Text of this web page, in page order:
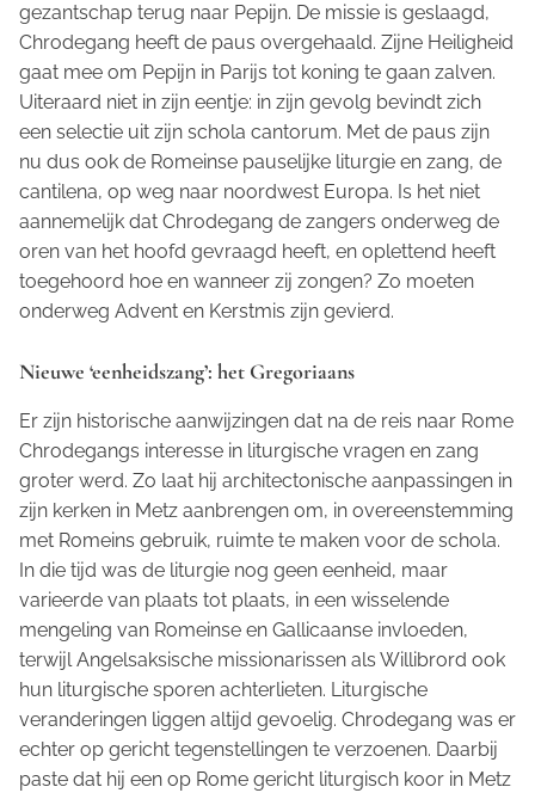
gezantschap terug naar Pepijn. De missie is geslaagd,
Chrodegang heeft de paus overgehaald. Zijne Heiligheid
gaat mee om Pepijn in Parijs tot koning te gaan zalven.
Uiteraard niet in zijn eentje: in zijn gevolg bevindt zich
een selectie uit zijn schola cantorum. Met de paus zijn
nu dus ook de Romeinse pauselijke liturgie en zang, de
cantilena, op weg naar noordwest Europa. Is het niet
aannemelijk dat Chrodegang de zangers onderweg de
oren van het hoofd gevraagd heeft, en oplettend heeft
toegehoord hoe en wanneer zij zongen? Zo moeten
onderweg Advent en Kerstmis zijn gevierd.
Nieuwe ‘eenheidszang’: het Gregoriaans
Er zijn historische aanwijzingen dat na de reis naar Rome
Chrodegangs interesse in liturgische vragen en zang
groter werd. Zo laat hij architectonische aanpassingen in
zijn kerken in Metz aanbrengen om, in overeenstemming
met Romeins gebruik, ruimte te maken voor de schola.
In die tijd was de liturgie nog geen eenheid, maar
varieerde van plaats tot plaats, in een wisselende
mengeling van Romeinse en Gallicaanse invloeden,
terwijl Angelsaksische missionarissen als Willibrord ook
hun liturgische sporen achterlieten. Liturgische
veranderingen liggen altijd gevoelig. Chrodegang was er
echter op gericht tegenstellingen te verzoenen. Daarbij
paste dat hij een op Rome gericht liturgisch koor in Metz